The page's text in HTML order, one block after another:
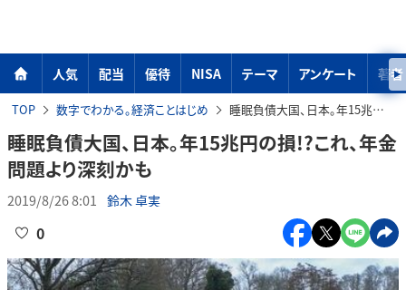
人気 配当 優待 NISA テーマ アンケート 著者
TOP 数字でわかる。経済ことはじめ 睡眠負債大国、日本。年15兆円の損!?これ、年金問題より深刻かも
睡眠負債大国、日本。年15兆円の損!?これ、年金
問題より深刻かも
2019/8/26 8:01 鈴木 卓実
0